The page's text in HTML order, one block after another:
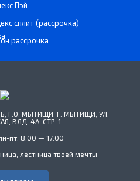
Пэй
сплит (рассрочка)
рассрочка
Г.О. МЫТИЩИ, Г. МЫТИЩИ, УЛ.
ВЛД. 4А, СТР. 1
пт: 8:00 — 17:00
лестница твоей мечты